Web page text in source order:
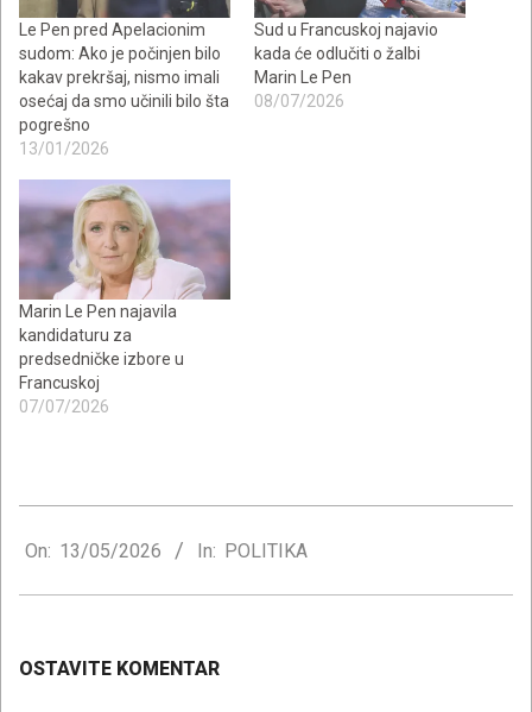
Le Pen pred Apelacionim
sudom: Ako je počinjen bilo
kakav prekršaj, nismo imali
osećaj da smo učinili bilo šta
pogrešno
13/01/2026
Sud u Francuskoj najavio
kada će odlučiti o žalbi
Marin Le Pen
08/07/2026
Marin Le Pen najavila
kandidaturu za
predsedničke izbore u
Francuskoj
07/07/2026
05-
On: 13/05/2026 In: POLITIKA
OSTAVITE KOMENTAR